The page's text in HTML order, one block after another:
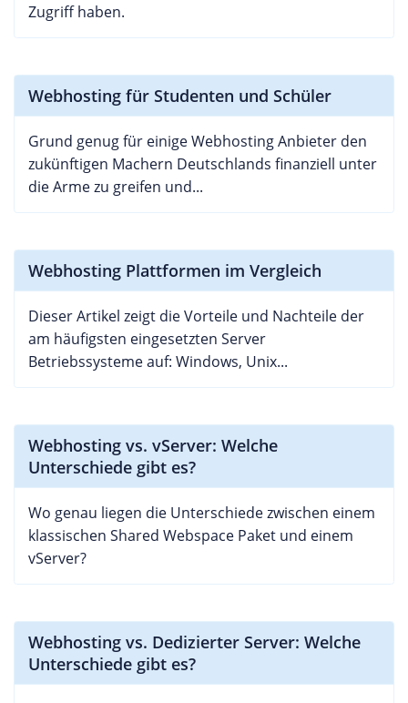
Zugriff haben.
Webhosting für Studenten und Schüler
Grund genug für einige Webhosting Anbieter den
zukünftigen Machern Deutschlands finanziell unter
die Arme zu greifen und...
Webhosting Plattformen im Vergleich
Dieser Artikel zeigt die Vorteile und Nachteile der
am häufigsten eingesetzten Server
Betriebssysteme auf: Windows, Unix...
Webhosting vs. vServer: Welche
Unterschiede gibt es?
Wo genau liegen die Unterschiede zwischen einem
klassischen Shared Webspace Paket und einem
vServer?
Webhosting vs. Dedizierter Server: Welche
Unterschiede gibt es?